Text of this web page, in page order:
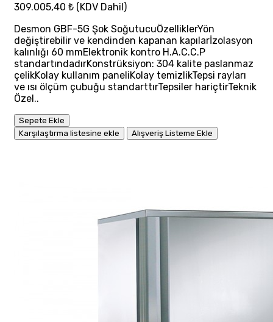
309.005,40 ₺ (KDV Dahil)
Desmon GBF-5G Şok SoğutucuÖzelliklerYön
değiştirebilir ve kendinden kapanan kapılarİzolasyon
kalınlığı 60 mmElektronik kontro H.A.C.C.P
standartındadırKonstrüksiyon: 304 kalite paslanmaz
çelikKolay kullanım paneliKolay temizlikTepsi rayları
ve ısı ölçüm çubuğu standarttırTepsiler hariçtirTeknik
Özel..
Sepete Ekle
Karşılaştırma listesine ekle
Alışveriş Listeme Ekle